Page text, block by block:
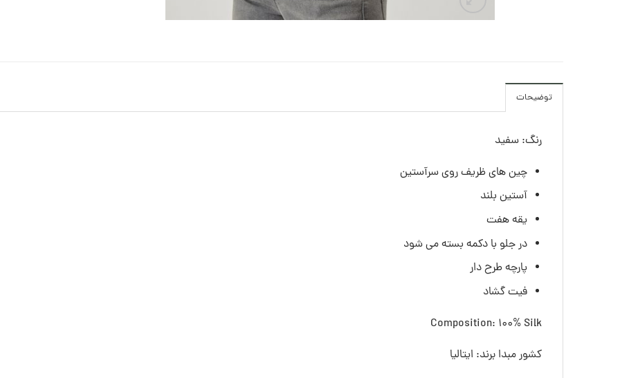
توضیحات
رنگ: سفید
چین های ظریف روی سرآستین
آستین بلند
یقه هفت
در جلو با دکمه بسته می شود
پارچه طرح دار
فیت گشاد
Composition: 100% Silk
کشور مبدا برند: ایتالیا